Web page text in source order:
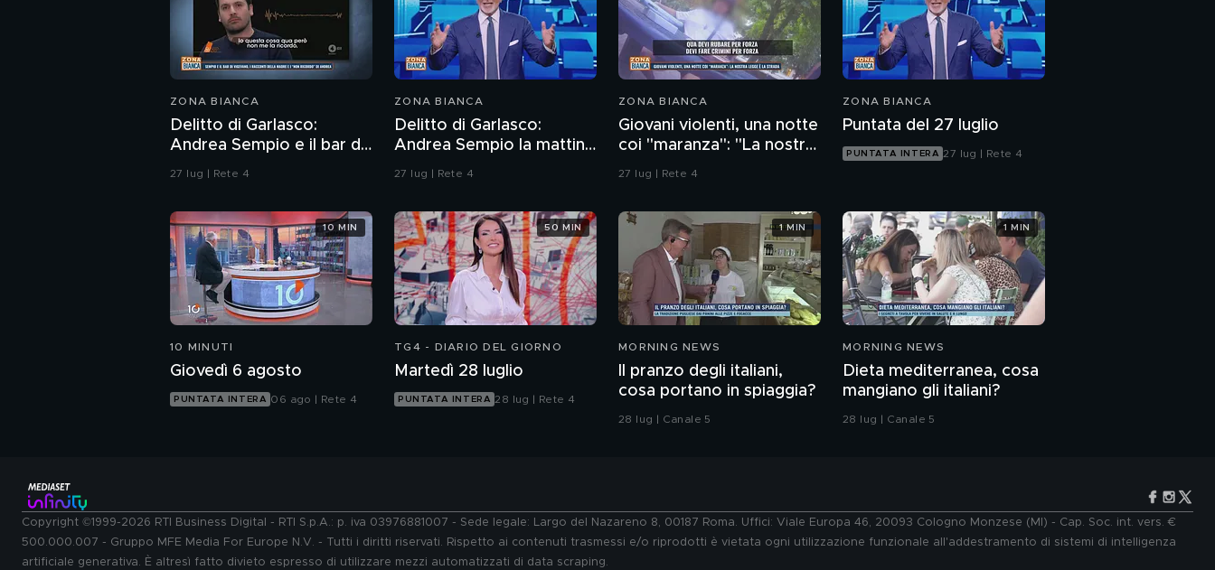
ZONA BIANCA
Delitto di Garlasco:
Andrea Sempio e il bar di
Vigevano e i racconti
27 lug | Rete 4
ZONA BIANCA
Delitto di Garlasco:
Andrea Sempio la mattina
del delitto è stato in un
27 lug | Rete 4
ZONA BIANCA
Giovani violenti, una notte
coi "maranza": "La nostra
legge è la strada"
27 lug | Rete 4
ZONA BIANCA
Puntata del 27 luglio
PUNTATA INTERA 27 lug | Rete 4
10 MINUTI
Giovedì 6 agosto
PUNTATA INTERA 06 ago | Rete 4
10 MIN
TG4 - DIARIO DEL GIORNO
Martedì 28 luglio
PUNTATA INTERA 28 lug | Rete 4
50 MIN
MORNING NEWS
Il pranzo degli italiani,
cosa portano in spiaggia?
28 lug | Canale 5
1 MIN
MORNING NEWS
Dieta mediterranea, cosa
mangiano gli italiani?
28 lug | Canale 5
1 MIN
Copyright ©1999-2026 RTI Business Digital - RTI S.p.A.: p. iva 03976881007 - Sede legale: Largo del Nazareno 8, 00187 Roma. Uffici: Viale Europa 46, 20093 Cologno Monzese (MI) - Cap. Soc. int. vers. €
500.000.007 - Gruppo MFE Media For Europe N.V. - Tutti i diritti riservati. Rispetto ai contenuti trasmessi e/o riprodotti è vietata ogni utilizzazione funzionale all'addestramento di sistemi di intelligenza
artificiale generativa. È altresì fatto divieto espresso di utilizzare mezzi automatizzati di data scraping.